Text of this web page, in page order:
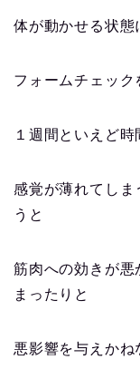
体が動かせる状態
フォームチェック
１週間といえど
感覚が薄れてしま
うと
筋肉への効きが悪
まったりと
悪影響を与えかね